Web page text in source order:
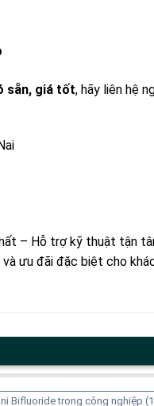
sẵn, giá tốt, hãy liên hệ
– Hỗ trợ kỹ thuật tận
và ưu đãi đặc biệt cho
Bifluoride trong công nghiệp